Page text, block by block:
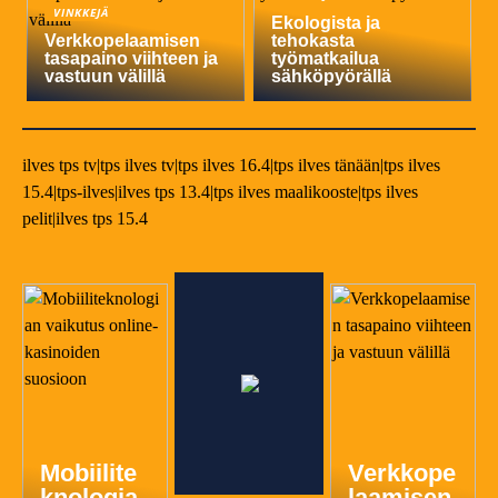
VINKKEJÄ
Verkkopelaamisen
tasapaino viihteen ja
vastuun välillä
Ekologista ja
tehokasta
työmatkailua
sähköpyörällä
ilves tps tv|tps ilves tv|tps ilves 16.4|tps ilves tänään|tps ilves
15.4|tps-ilves|ilves tps 13.4|tps ilves maalikooste|tps ilves
pelit|ilves tps 15.4
Mobiilite
Verkkope